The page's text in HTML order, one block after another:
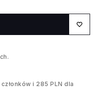
i 285 PLN dla